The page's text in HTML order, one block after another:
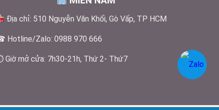
Địa chỉ: 510 Nguyễn Văn Khối, Gò Vấp, TP HCM
Hotline/Zalo: 0988 970 666
Giờ mở cửa: 7h30-21h, Thứ 2- Thứ7